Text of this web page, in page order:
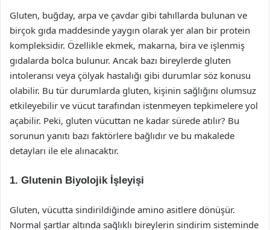
Gluten, buğday, arpa ve çavdar gibi tahıllarda bulunan ve
birçok gıda maddesinde yaygın olarak yer alan bir protein
kompleksidir. Özellikle ekmek, makarna, bira ve işlenmiş
gıdalarda bolca bulunur. Ancak bazı bireylerde gluten
intoleransı veya çölyak hastalığı gibi durumlar söz konusu
olabilir. Bu tür durumlarda gluten, kişinin sağlığını olumsuz
etkileyebilir ve vücut tarafından istenmeyen tepkimelere yol
açabilir. Peki, gluten vücuttan ne kadar sürede atılır? Bu
sorunun yanıtı bazı faktörlere bağlıdır ve bu makalede
detayları ile ele alınacaktır.
1. Glutenin Biyolojik İşleyişi
Gluten, vücutta sindirildiğinde amino asitlere dönüşür.
Normal şartlar altında sağlıklı bireylerin sindirim sisteminde